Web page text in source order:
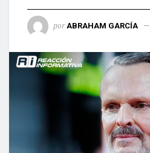
por ABRAHAM GARCÍA